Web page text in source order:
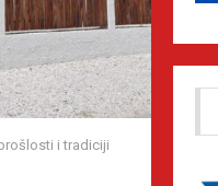
i tradiciji